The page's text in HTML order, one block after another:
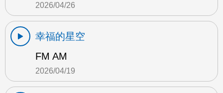
2026/04/26
幸福的星空
FM AM
2026/04/19